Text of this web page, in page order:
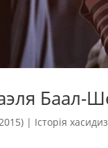
Баал-
| Історія